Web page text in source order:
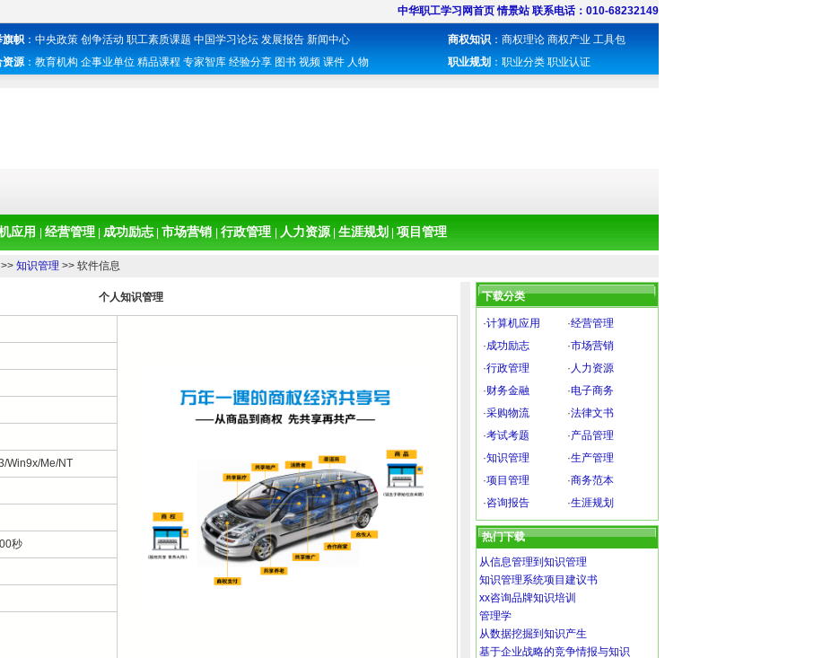
中华职工学习网首页 情景站 联系电话：010-68232149
商权知识 ： 商权理论 商权产业 工具包
旗帜 ： 中央政策 创争活动 职工素质课题 中国学习论坛 发展报告 新闻中心
职业规划 ： 职业分类 职业认证
资源： 教育机构 企事业单位 精品课程 专家智库 经验分享 图书 视频 课件 人物
应用 经营管理| 成功励志| 市场营销 行政管理 人力资源| 生涯规划 项目管理
>> 知识管理 >> 软件信息
个人知识管理
Win9x/Me/NT
秒
下载分类
·计算机应用 ·经营管理
·成功励志 ·市场营销
·行政管理 · 人力资源
·财务金融 ·电子商务
·采购物流 ·法律文书
·考试考题 ·产品管理
·知识管理 ·生产管理
·项目管理 ·商务范本
·咨询报告 ·生涯规划
热门下载
从信息管理到知识管理
知识管理系统项目建议书
xx咨询品牌知识培训
管理学
从数据挖掘到知识产生
基于企业战略的竞争情报与知识